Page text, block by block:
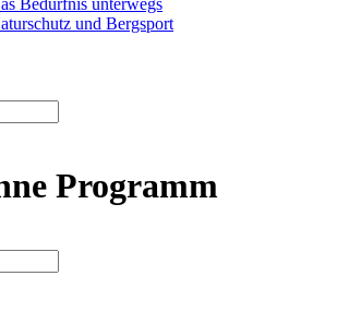
Bedürfnis unterwegs
und Bergsport
Programm